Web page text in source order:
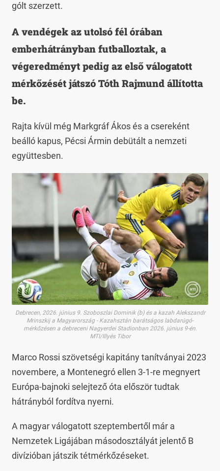
gólt szerzett.
A vendégek az utolsó fél órában
emberhátrányban futballoztak, a
végeredményt pedig az első válogatott
mérkőzését játszó Tóth Rajmund állította
be.
Rajta kívül még Markgráf Ákos és a csereként
beálló kapus, Pécsi Ármin debütált a nemzeti
együttesben.
Debrecen, 2026. június 9. Szoboszlai Dominik (b) és a kazah Alekszandr
Mrinszkij a Magyarország - Kazahsztán barátságos labdarúgó-
mérkőzésen a debreceni Nagyerdei Stadionban 2026. június 9-én.
MTI/Illyés Tibor
Marco Rossi szövetségi kapitány tanítványai 2023
novembere, a Montenegró ellen 3-1-re megnyert
Európa-bajnoki selejtező óta először tudtak
hátrányból fordítva nyerni.
A magyar válogatott szeptembertől már a
Nemzetek Ligájában másodosztályát jelentő B
divízióban játszik tétmérkőzéseket.